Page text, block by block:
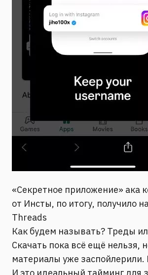
«Секретное приложение» ака
от Инсты, по итогу, получило
Threads
Как будем называть? Треды
Скачать пока всё ещё нельзя,
материалы уже заспойлерили.